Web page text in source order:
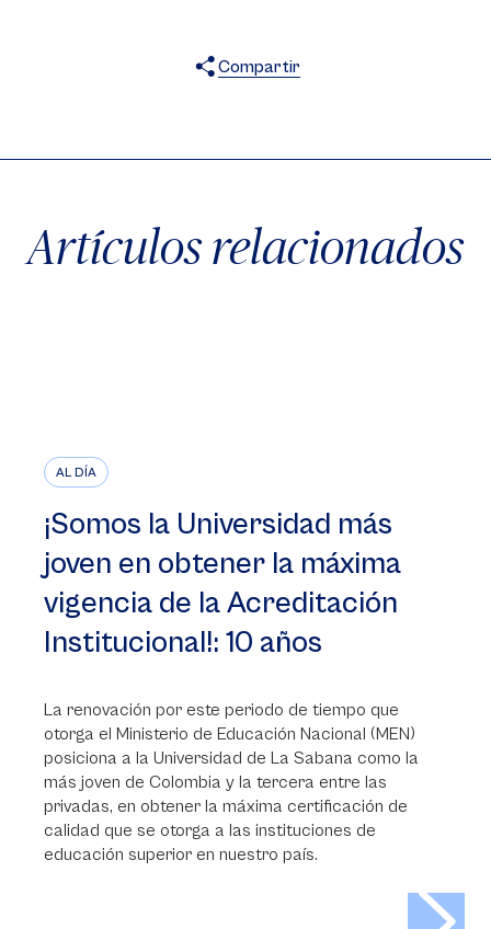
Compartir
Artículos relacionados
AL DÍA
¡Somos la Universidad más
joven en obtener la máxima
vigencia de la Acreditación
Institucional!: 10 años
La renovación por este periodo de tiempo que
otorga el Ministerio de Educación Nacional (MEN)
posiciona a la Universidad de La Sabana como la
más joven de Colombia y la tercera entre las
privadas, en obtener la máxima certificación de
calidad que se otorga a las instituciones de
educación superior en nuestro país.